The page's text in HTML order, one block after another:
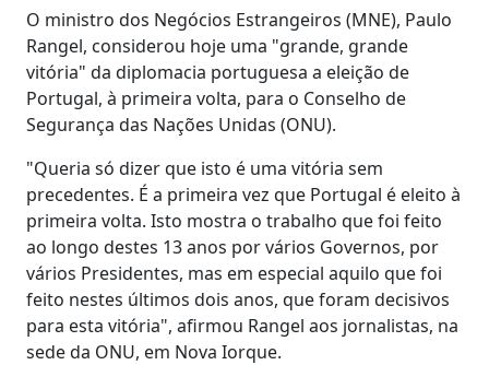
O ministro dos Negócios Estrangeiros (MNE), Paulo
Rangel, considerou hoje uma "grande, grande
vitória" da diplomacia portuguesa a eleição de
Portugal, à primeira volta, para o Conselho de
Segurança das Nações Unidas (ONU).
"Queria só dizer que isto é uma vitória sem
precedentes. É a primeira vez que Portugal é eleito à
primeira volta. Isto mostra o trabalho que foi feito
ao longo destes 13 anos por vários Governos, por
vários Presidentes, mas em especial aquilo que foi
feito nestes últimos dois anos, que foram decisivos
para esta vitória", afirmou Rangel aos jornalistas, na
sede da ONU, em Nova Iorque.